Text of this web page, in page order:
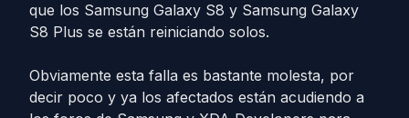
que los Samsung Galaxy S8 y Samsung Galaxy
S8 Plus se están reiniciando solos.
Obviamente esta falla es bastante molesta, por
decir poco y ya los afectados están acudiendo a